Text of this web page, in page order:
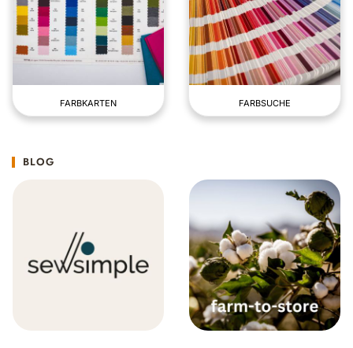
FARBKARTEN FARBSUCHE
BLOG